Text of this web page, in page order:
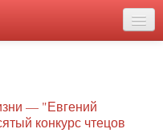
— "Евгений
конкурс чтецов